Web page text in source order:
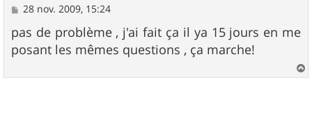
M
s
s
a
e
28 nov. 2009, 15:24
pas de problème , j'ai fait ça il ya 15 jours en me
posant les mêmes questions , ça marche!
a